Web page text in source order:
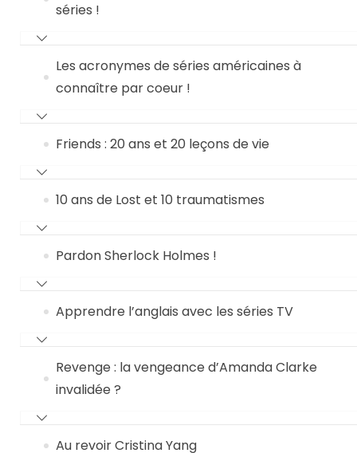
séries !
Les acronymes de séries américaines à
connaître par coeur !
Friends : 20 ans et 20 leçons de vie
10 ans de Lost et 10 traumatismes
Pardon Sherlock Holmes !
Apprendre l’anglais avec les séries TV
Revenge : la vengeance d’Amanda Clarke
invalidée ?
Au revoir Cristina Yang